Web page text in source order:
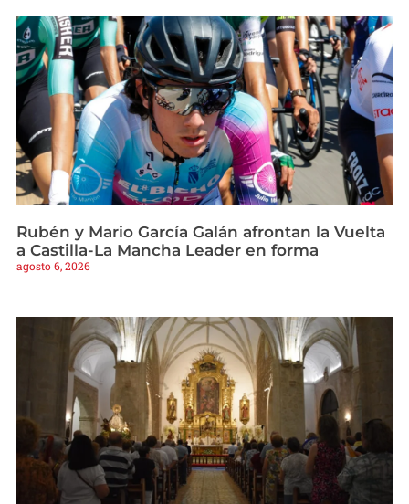
Rubén y Mario García Galán afrontan la Vuelta
a Castilla-La Mancha Leader en forma
agosto 6, 2026